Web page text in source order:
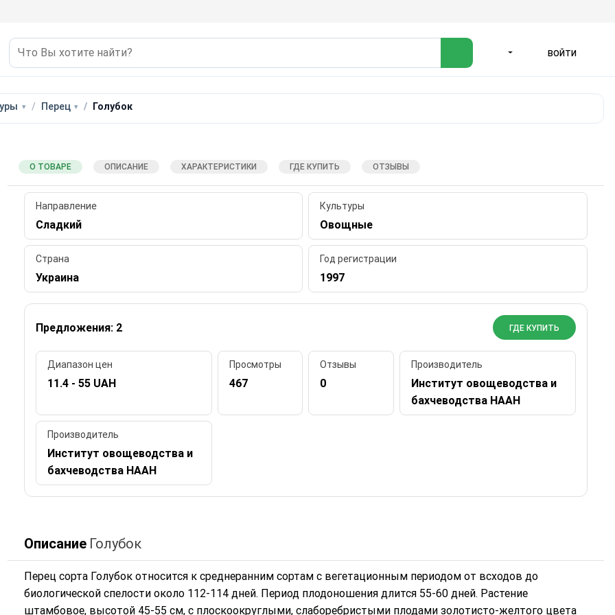
ВОЙТИ
Перец Голубок
О ТОВАРЕ ОПИСАНИЕ ХАРАКТЕРИСТИКИ ГДЕ КУПИТЬ ОТЗЫВЫ
Направление
Сладкий
Культуры
Овощные
Страна
Украина
Год регистрации
1997
Предложения: 2 ГДЕ КУПИТЬ
Диапазон цен
11.4 - 55 UAH
Просмотры
467
Отзывы
0
Производитель
Институт овощеводства и
бахчеводства НААН
Производитель
Институт овощеводства и
бахчеводства НААН
Описание Голубок
Перец сорта Голубок относится к среднеранним сортам с вегетационным периодом от всходов до
биологической спелости около 112-114 дней. Период плодоношения длится 55-60 дней. Растение
штамбовое, высотой 45-55 см, с плоскоокруглыми, слаборебристыми плодами золотисто-желтого цвета